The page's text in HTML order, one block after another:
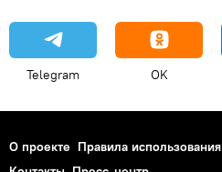
Telegram OK
О проекте Правила использования